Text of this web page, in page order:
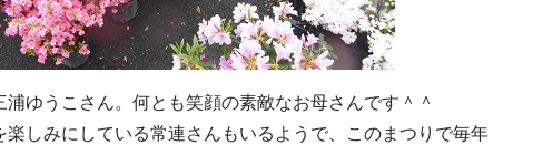
浦ゆうこさん。何とも笑顔の素敵なお母さんです＾＾
楽しみにしている常連さんもいるようで、このまつりで毎年